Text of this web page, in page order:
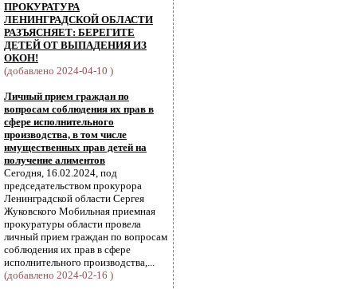
ПРОКУРАТУРА
ЛЕНИНГРАДСКОЙ ОБЛАСТИ
РАЗЪЯСНЯЕТ: БЕРЕГИТЕ
ДЕТЕЙ ОТ ВЫПАДЕНИЯ ИЗ
ОКОН!
(добавлено 2024-04-10 )
Личный прием граждан по
вопросам соблюдения их прав в
сфере исполнительного
производства, в том числе
имущественных прав детей на
получение алиментов
Сегодня, 16.02.2024, под
председательством прокурора
Ленинградской области Сергея
Жуковского Мобильная приемная
прокуратуры области провела
личный прием граждан по вопросам
соблюдения их прав в сфере
исполнительного производства,...
(добавлено 2024-02-16 )